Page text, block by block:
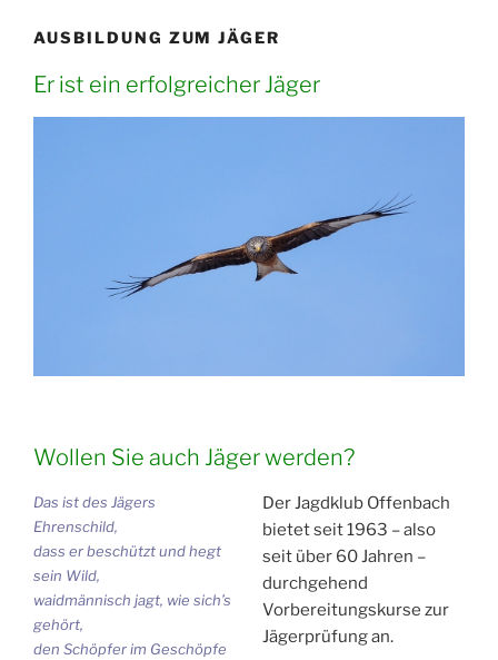
AUSBILDUNG ZUM JÄGER
Er ist ein erfolgreicher Jäger
Wollen Sie auch Jäger werden?
Das ist des Jägers
Ehrenschild,
dass er beschützt und hegt
sein Wild,
waidmännisch jagt, wie sich’s
gehört,
den Schöpfer im Geschöpfe
Der Jagdklub Offenbach
bietet seit 1963 – also
seit über 60 Jahren –
durchgehend
Vorbereitungskurse zur
Jägerprüfung an.